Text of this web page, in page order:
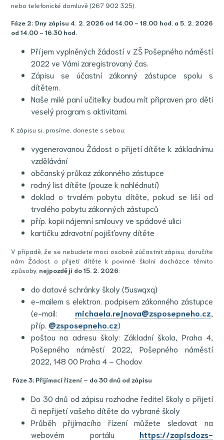
nebo telefonické domluvě (267 902 325).
Fáze 2: Dny zápisu 4. 2. 2026 od 14.00 - 18.00 hod. a 5. 2. 2026
od 14.00 - 16.30 hod.
Příjem vyplněných žádostí v ZŠ Pošepného náměstí
2022 ve Vámi zaregistrovaný čas.
Zápisu se účastní zákonný zástupce spolu s
dítětem.
Naše milé paní učitelky budou mít připraven pro děti
veselý program s aktivitami.
K zápisu si, prosíme, doneste s sebou:
vygenerovanou Žádost o přijetí dítěte k základnímu
vzdělávání
občanský průkaz zákonného zástupce
rodný list dítěte (pouze k nahlédnutí)
doklad o trvalém pobytu dítěte, pokud se liší od
trvalého pobytu zákonných zástupců
příp. kopii nájemní smlouvy ve spádové ulici
kartičku zdravotní pojišťovny dítěte
V případě, že se nebudete moci osobně zúčastnit zápisu, doručíte
nám Žádost o přijetí dítěte k povinné školní docházce těmito
způsoby, nejpozději do 15. 2. 2026:
do datové schránky školy (5uswqxq)
e-mailem s elektron. podpisem zákonného zástupce
(e-mail: michaela.rejnova@zsposepneho.cz
příp. @zsposepneho.cz)
poštou na adresu školy: Základní škola, Praha 4,
Pošepného náměstí 2022, Pošepného náměstí
2022, 148 00 Praha 4 – Chodov
Fáze 3: Přijímací řízení – do 30 dnů od zápisu
Do 30 dnů od zápisu rozhodne ředitel školy o přijetí
či nepřijetí vašeho dítěte do vybrané školy
Průběh přijímacího řízení můžete sledovat na
webovém portálu https://zapisdozs-